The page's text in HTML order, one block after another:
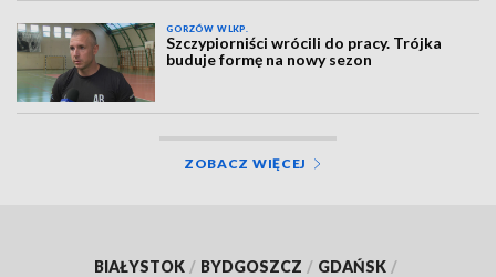
GORZÓW WLKP.
Szczypiorniści wrócili do pracy. Trójka
buduje formę na nowy sezon
ZOBACZ WIĘCEJ
BIAŁYSTOK / BYDGOSZCZ / GDAŃSK /